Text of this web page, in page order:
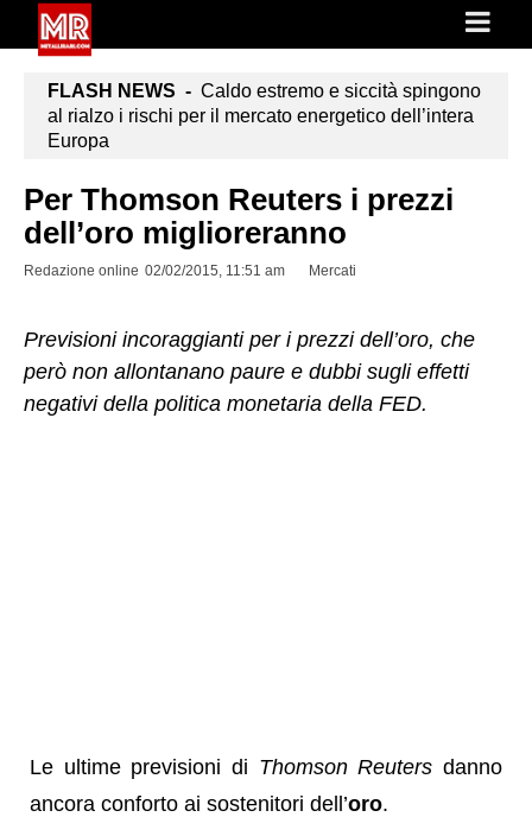
FLASH NEWS - Caldo estremo e siccità spingono
al rialzo i rischi per il mercato energetico dell’intera
Europa
Per Thomson Reuters i prezzi
dell’oro miglioreranno
Redazione online 02/02/2015, 11:51 am Mercati
Previsioni incoraggianti per i prezzi dell’oro, che
però non allontanano paure e dubbi sugli effetti
negativi della politica monetaria della FED.
Le ultime previsioni di Thomson Reuters danno
ancora conforto ai sostenitori dell’oro.